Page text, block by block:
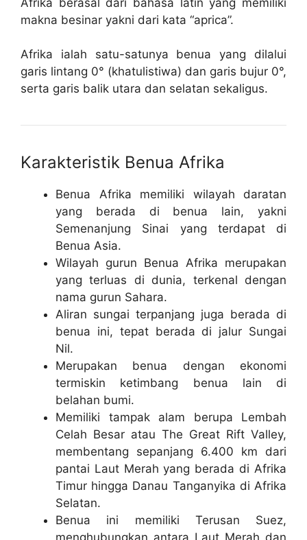
makna besinar yakni dari kata “aprica”.
Afrika ialah satu-satunya benua yang dilalui
garis lintang 0° (khatulistiwa) dan garis bujur 0°,
serta garis balik utara dan selatan sekaligus.
Karakteristik Benua Afrika
Benua Afrika memiliki wilayah daratan
yang berada di benua lain, yakni
Semenanjung Sinai yang terdapat di
Benua Asia.
Wilayah gurun Benua Afrika merupakan
yang terluas di dunia, terkenal dengan
nama gurun Sahara.
Aliran sungai terpanjang juga berada di
benua ini, tepat berada di jalur Sungai
Nil.
Merupakan benua dengan ekonomi
termiskin ketimbang benua lain di
belahan bumi.
Memiliki tampak alam berupa Lembah
Celah Besar atau The Great Rift Valley,
membentang sepanjang 6.400 km dari
pantai Laut Merah yang berada di Afrika
Timur hingga Danau Tanganyika di Afrika
Selatan.
Benua ini memiliki Terusan Suez,
menghubungkan antara Laut Merah dan